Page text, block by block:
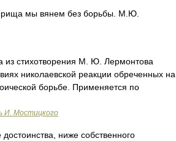
мы вянем без борьбы. М.Ю.
стихотворения М. Ю. Лермонтова
николаевской реакции обреченных на
борьбе. Применяется по
И. Мостицкого
ниже собственного